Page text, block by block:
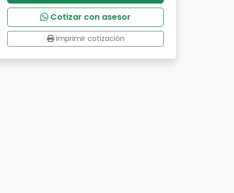
Cotizar con asesor
Imprimir cotización